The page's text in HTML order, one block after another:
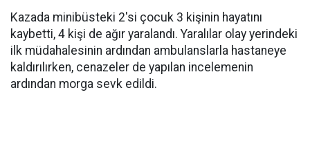
Kazada minibüsteki 2'si çocuk 3 kişinin hayatını
kaybetti, 4 kişi de ağır yaralandı. Yaralılar olay yerindeki
ilk müdahalesinin ardından ambulanslarla hastaneye
kaldırılırken, cenazeler de yapılan incelemenin
ardından morga sevk edildi.